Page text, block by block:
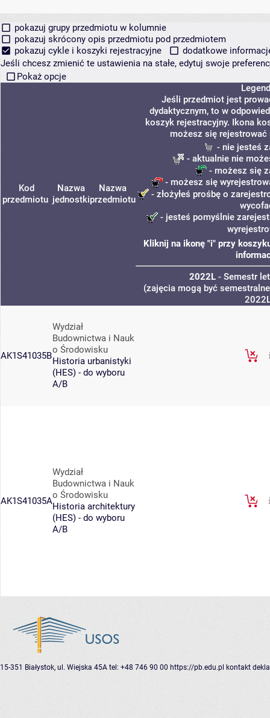
pokazuj grupy przedmiotu w kolumnie
pokazuj skrócony opis przedmiotu pod przedmiotem
pokazuj cykle i koszyki rejestracyjne
dodatkowe
Jeśli chcesz zmienić te ustawienia na stałe, edytuj swoje
Pokaż opcje
Kod
przedmiotu
Nazwa
jednostki
Nazwa
przedmiotu
Jeśli przedmiot jest
dydaktycznym, to w
koszyk rejestracyjny. Ikona
możesz się rejestrować
- nie jesteś
- aktualnie nie
- możesz się
- możesz się
- złożyłeś prośbę o
- jesteś pomyślnie
Kliknij na ikonę "i" przy
2022L - Semestr
(zajęcia mogą być
AK1S41035B
Wydział
Budownictwa i Nauk
o Środowisku
Historia urbanistyki
(HES) - do wyboru
A/B
AK1S41035A
Wydział
Budownictwa i Nauk
o Środowisku
Historia architektury
(HES) - do wyboru
A/B
15-351 Białystok, ul. Wiejska 45A tel: +48 746 90 00 https://pb.edu.pl kontakt